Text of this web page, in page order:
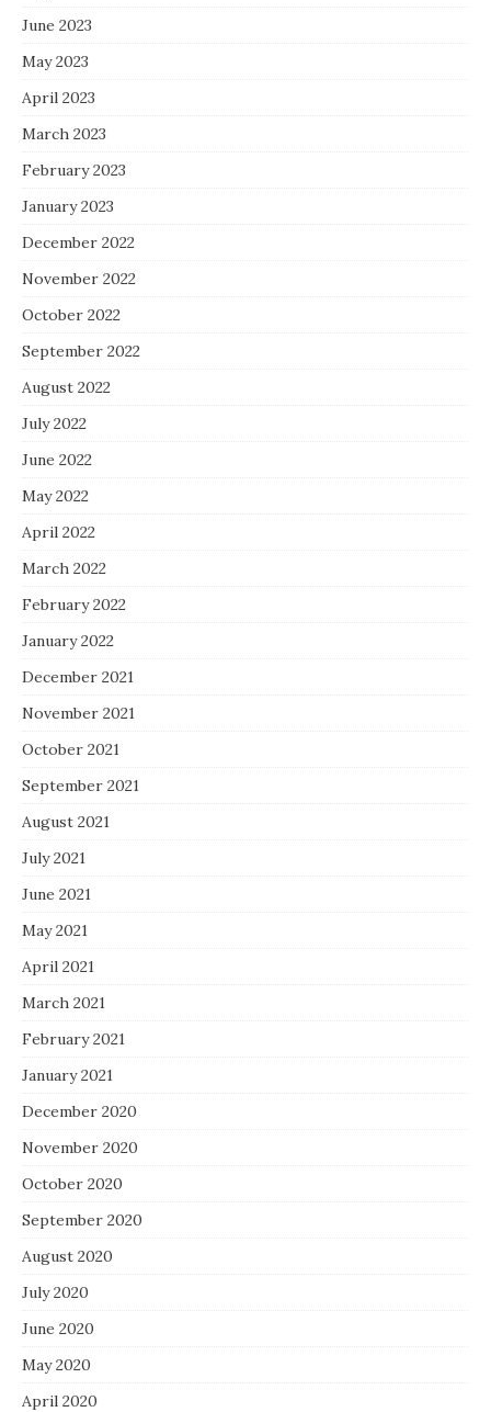
June 2023
May 2023
April 2023
March 2023
February 2023
January 2023
December 2022
November 2022
October 2022
September 2022
August 2022
July 2022
June 2022
May 2022
April 2022
March 2022
February 2022
January 2022
December 2021
November 2021
October 2021
September 2021
August 2021
July 2021
June 2021
May 2021
April 2021
March 2021
February 2021
January 2021
December 2020
November 2020
October 2020
September 2020
August 2020
July 2020
June 2020
May 2020
April 2020